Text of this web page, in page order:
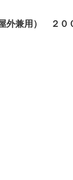
外兼用） ２０